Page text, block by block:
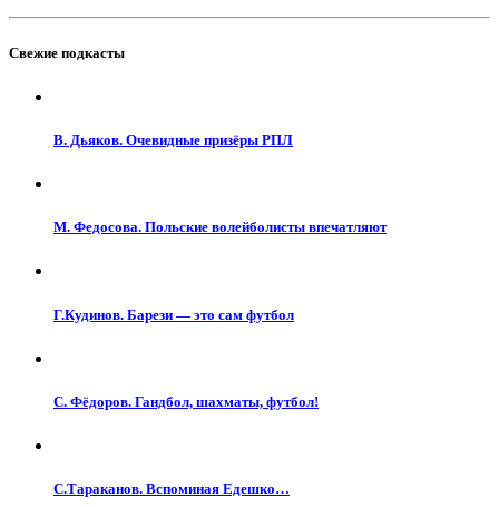
Свежие подкасты
В. Дьяков. Очевидные призёры РПЛ
М. Федосова. Польские волейболисты впечатляют
Г.Кудинов. Барези — это сам футбол
С. Фёдоров. Гандбол, шахматы, футбол!
С.Тараканов. Вспоминая Едешко…